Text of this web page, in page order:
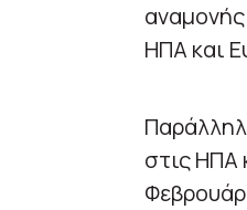
αναμονής
ΗΠΑ και
στις ΗΠΑ